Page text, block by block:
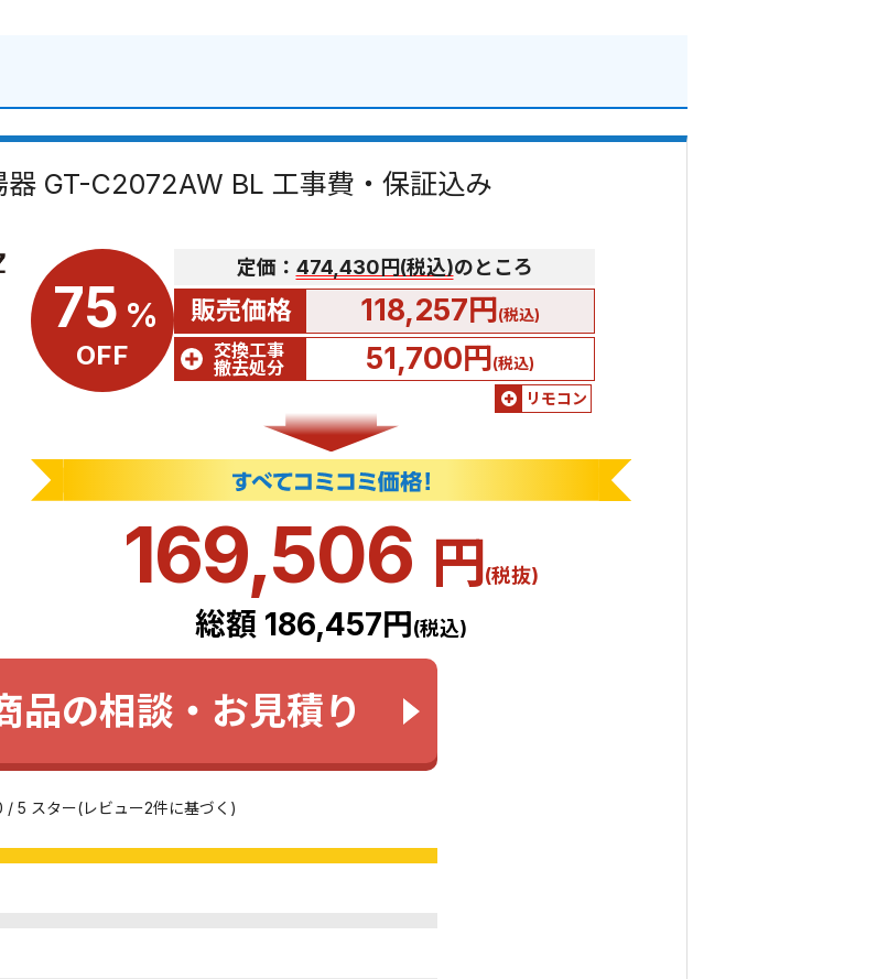
器 GT-C2072AW BL 工事費・保証込み
75 %
OFF
定価： 474,430円(税込)のところ
販売価格 118,257円(税込)
交換工事
撤去処分
51,700円(税込)
リモコン
169,506 円(税抜)
総額 186,457円(税込)
品の相談・お見積り
/ 5 スター(レビュー2件に基づく)